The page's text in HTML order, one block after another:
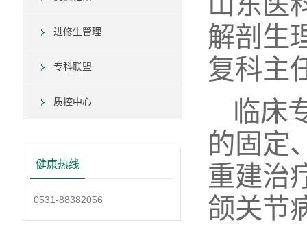
进修生管理
专科联盟
质控中心
健康热线
0531-88382056
解剖生
复科主
临床
的固定
重建治
颌关节